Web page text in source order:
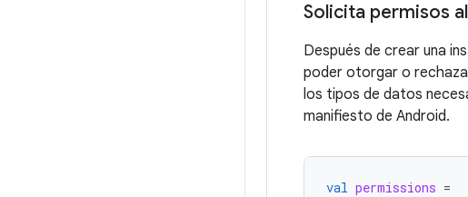
Solicita permisos
Después de crear una
poder otorgar o
los tipos de datos
manifiesto de Android.
val permissions =